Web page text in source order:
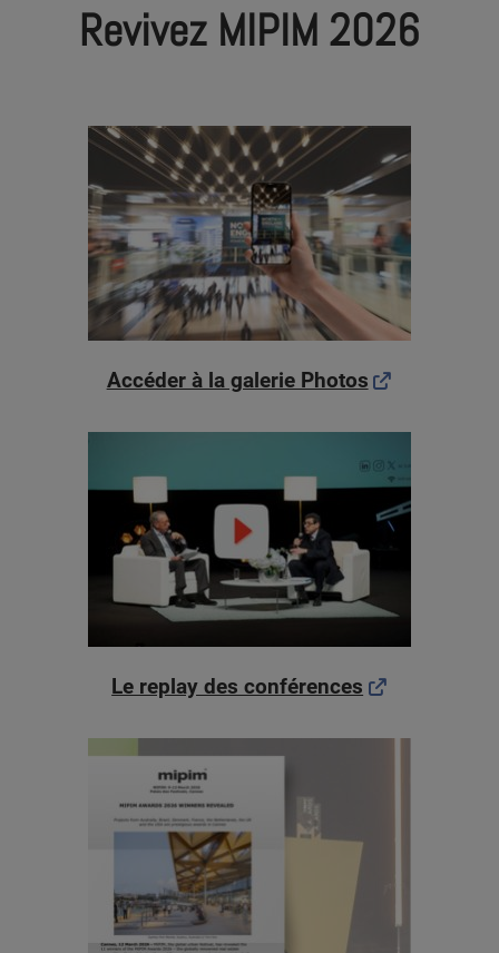
Revivez MIPIM 2026
Accéder à la galerie Photos
Le replay des conférences